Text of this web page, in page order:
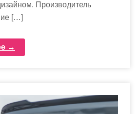
Производитель
[…]
→